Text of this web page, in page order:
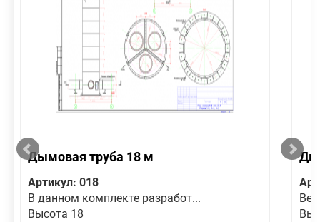
Дымовая труба 18 м
Артикул: 018
В данном комплекте разработ...
Высота 18